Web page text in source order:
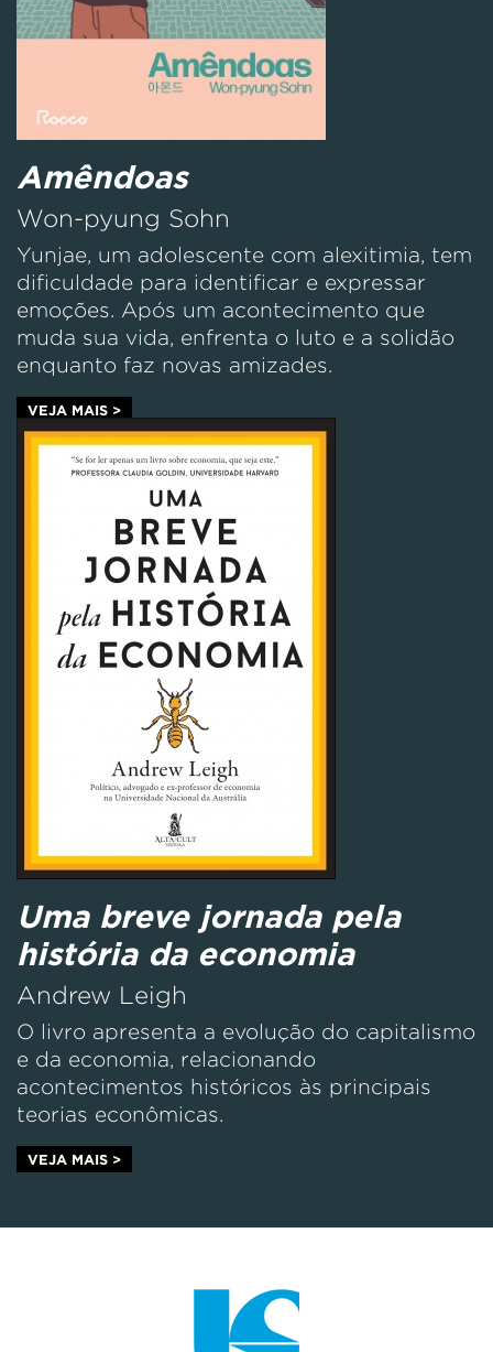
Amêndoas
Won-pyung Sohn
Yunjae, um adolescente com alexitimia, tem
dificuldade para identificar e expressar
emoções. Após um acontecimento que
muda sua vida, enfrenta o luto e a solidão
enquanto faz novas amizades.
VEJA MAIS >
Uma breve jornada pela
história da economia
Andrew Leigh
O livro apresenta a evolução do capitalismo
e da economia, relacionando
acontecimentos históricos às principais
teorias econômicas.
VEJA MAIS >